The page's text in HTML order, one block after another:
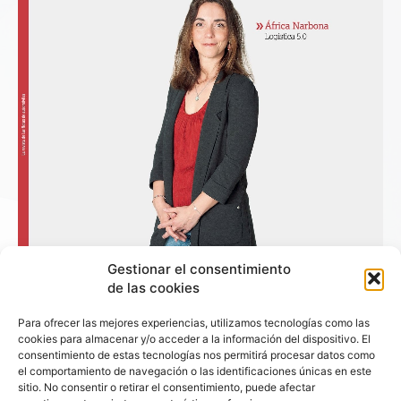
Gestionar el consentimiento
de las cookies
Para ofrecer las mejores experiencias, utilizamos tecnologías como las
cookies para almacenar y/o acceder a la información del dispositivo. El
consentimiento de estas tecnologías nos permitirá procesar datos como
el comportamiento de navegación o las identificaciones únicas en este
sitio. No consentir o retirar el consentimiento, puede afectar
+ Fleet People